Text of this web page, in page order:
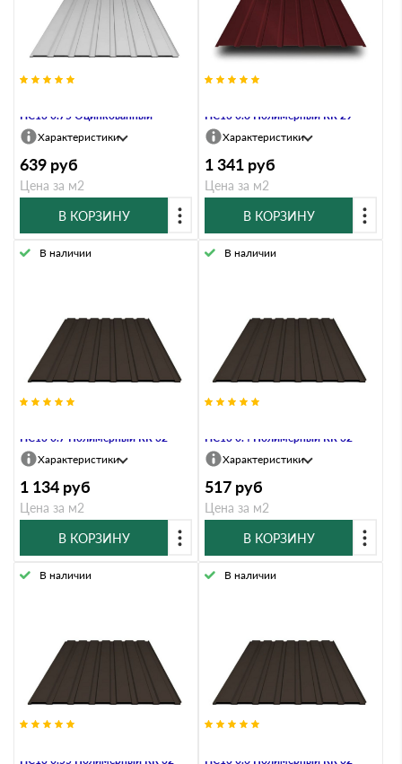
HC13 0.75 Оцинкованный
Характеристики
639 руб
Цена за м2
В КОРЗИНУ
HC13 0.8 Полимерный RR 29
Характеристики
1 341 руб
Цена за м2
В КОРЗИНУ
HC13 0.7 Полимерный RR 32
В наличии
Характеристики
1 134 руб
Цена за м2
В КОРЗИНУ
HC13 0.4 Полимерный RR 32
В наличии
Характеристики
517 руб
Цена за м2
В КОРЗИНУ
HC13 0.55 Полимерный RR 32
В наличии
HC13 0.6 Полимерный RR 32
В наличии